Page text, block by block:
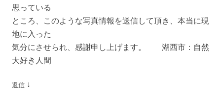
思っている
ところ、このような写真情報を送信して頂き、本当に現
地に入った
気分にさせられ、感謝申し上げます。 湖西市：自然
大好き人間
返信 ↓